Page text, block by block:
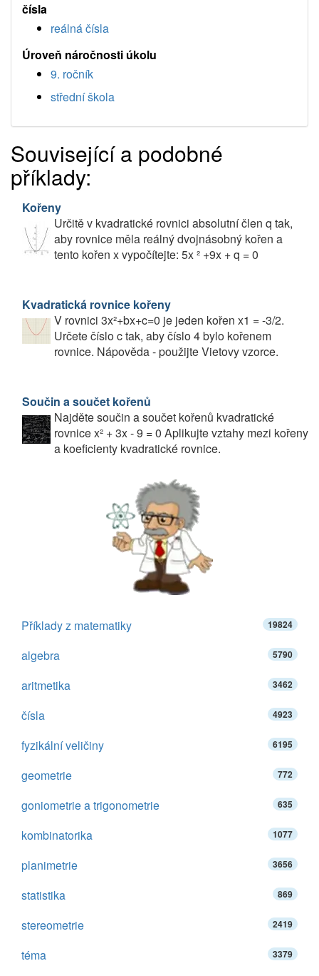
čísla
reálná čísla
Úroveň náročnosti úkolu
9. ročník
střední škola
Související a podobné
příklady:
Kořeny
Určitě v kvadratické rovnici absolutní člen q tak,
aby rovnice měla reálný dvojnásobný kořen a
tento kořen x vypočítejte: 5x ² +9x + q = 0
Kvadratická rovnice kořeny
V rovnici 3x²+bx+c=0 je jeden kořen x1 = -3/2.
Určete číslo c tak, aby číslo 4 bylo kořenem
rovnice. Nápověda - použijte Vietovy vzorce.
Součin a součet kořenů
Najděte součin a součet kořenů kvadratické
rovnice x² + 3x - 9 = 0 Aplikujte vztahy mezi kořeny
a koeficienty kvadratické rovnice.
Příklady z matematiky 19824
algebra 5790
aritmetika 3462
čísla 4923
fyzikální veličiny 6195
geometrie 772
goniometrie a trigonometrie 635
kombinatorika 1077
planimetrie 3656
statistika 869
stereometrie 2419
téma 3379